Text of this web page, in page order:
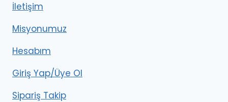
İletişim
Misyonumuz
Hesabım
Giriş Yap/Üye Ol
Sipariş Takip